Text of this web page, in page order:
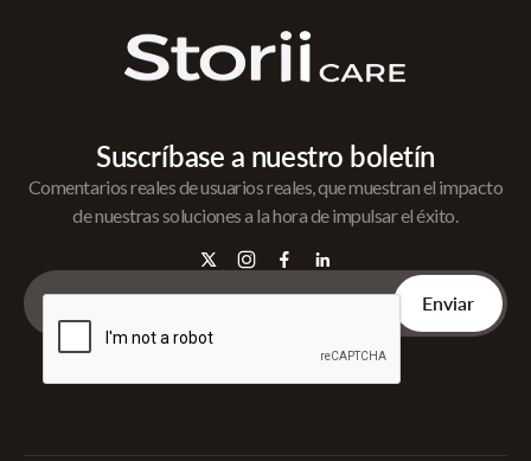
Suscríbase a nuestro boletín
Comentarios reales de usuarios reales, que muestran el impacto
de nuestras soluciones a la hora de impulsar el éxito.